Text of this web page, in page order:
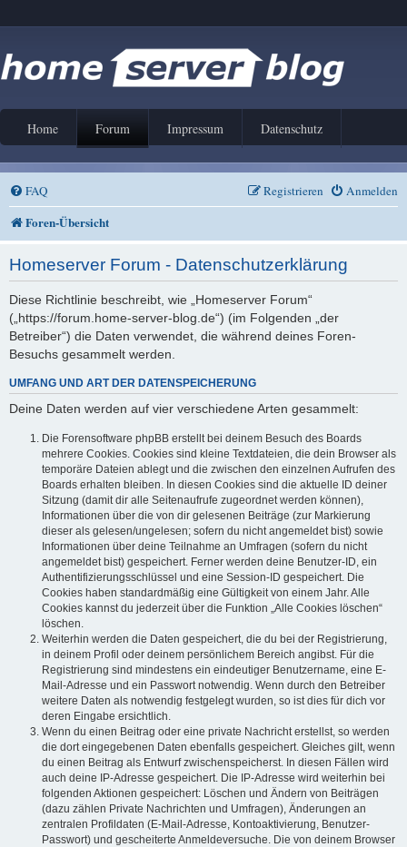
Home Forum Impressum Datenschutz
FAQ Anmelden
Registrieren
Foren-Übersicht
Homeserver Forum - Datenschutzerklärung
Diese Richtlinie beschreibt, wie „Homeserver Forum“
(„https://forum.home-server-blog.de“) (im Folgenden „der
Betreiber“) die Daten verwendet, die während deines Foren-
Besuchs gesammelt werden.
UMFANG UND ART DER DATENSPEICHERUNG
Deine Daten werden auf vier verschiedene Arten gesammelt:
Die Forensoftware phpBB erstellt bei deinem Besuch des Boards
mehrere Cookies. Cookies sind kleine Textdateien, die dein Browser als
temporäre Dateien ablegt und die zwischen den einzelnen Aufrufen des
Boards erhalten bleiben. In diesen Cookies sind die aktuelle ID deiner
Sitzung (damit dir alle Seitenaufrufe zugeordnet werden können),
Informationen über die von dir gelesenen Beiträge (zur Markierung
dieser als gelesen/ungelesen; sofern du nicht angemeldet bist) sowie
Informationen über deine Teilnahme an Umfragen (sofern du nicht
angemeldet bist) gespeichert. Ferner werden deine Benutzer-ID, ein
Authentifizierungsschlüssel und eine Session-ID gespeichert. Die
Cookies haben standardmäßig eine Gültigkeit von einem Jahr. Alle
Cookies kannst du jederzeit über die Funktion „Alle Cookies löschen“
löschen.
Weiterhin werden die Daten gespeichert, die du bei der Registrierung,
in deinem Profil oder deinem persönlichem Bereich angibst. Für die
Registrierung sind mindestens ein eindeutiger Benutzername, eine E-
Mail-Adresse und ein Passwort notwendig. Wenn durch den Betreiber
weitere Daten als notwendig festgelegt wurden, so ist dies für dich vor
deren Eingabe ersichtlich.
Wenn du einen Beitrag oder eine private Nachricht erstellst, so werden
die dort eingegebenen Daten ebenfalls gespeichert. Gleiches gilt, wenn
du einen Beitrag als Entwurf zwischenspeicherst. In diesen Fällen wird
auch deine IP-Adresse gespeichert. Die IP-Adresse wird weiterhin bei
folgenden Aktionen gespeichert: Löschen und Ändern von Beiträgen
(dazu zählen Private Nachrichten und Umfragen), Änderungen an
zentralen Profildaten (E-Mail-Adresse, Kontoaktivierung, Benutzer-
Passwort) und gescheiterte Anmeldeversuche. Die von deinem Browser